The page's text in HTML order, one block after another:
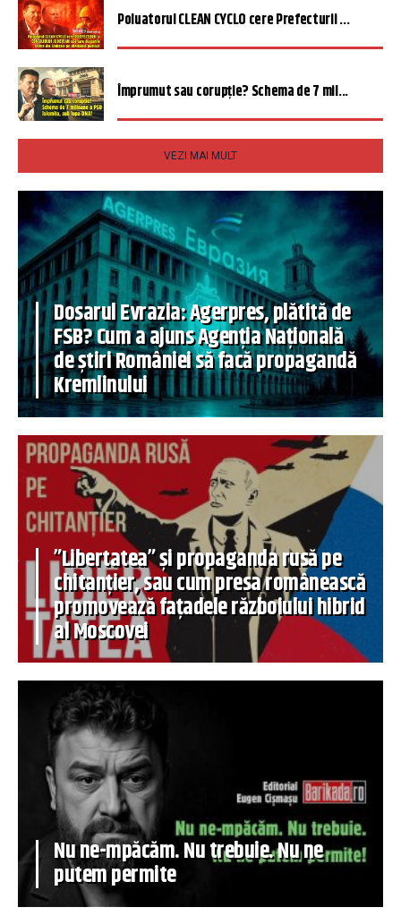
Poluatorul CLEAN CYCLO cere Prefecturii ...
Împrumut sau corupție? Schema de 7 mil...
VEZI MAI MULT
Dosarul Evrazia: Agerpres, plătită de
FSB? Cum a ajuns Agenția Națională
de știri României să facă propagandă
Kremlinului
”Libertatea” și propaganda rusă pe
chitanțier, sau cum presa românească
promovează fațadele războiului hibrid
al Moscovei
Nu ne-mpăcăm. Nu trebuie. Nu ne
putem permite